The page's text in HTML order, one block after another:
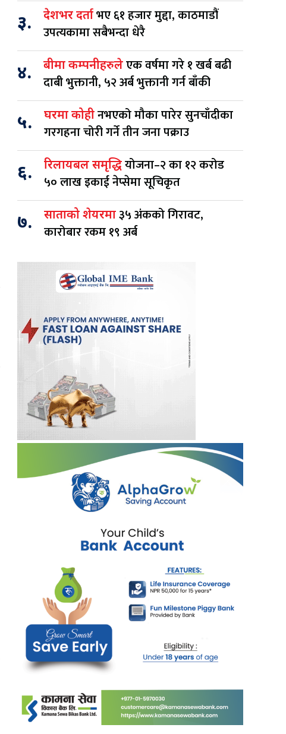
३. देशभर दर्ताभए ६१ हजार मुद्दा, काठमाडौं
उपत्यकामा सबैभन्दा धेरै
४. बीमा कम्पनीहरुलेएक वर्षमा गरे १ खर्ब बढी
दाबी भुक्तानी, ५२ अर्ब भुक्तानी गर्न बाँकी
५. घरमा कोहीनभएको मौका पारेर सुनचाँदीका
गरगहना चोरी गर्ने तीन जना पक्राउ
६. रिलायबल समृद्धियोजना–२ का १२ करोड
५० लाख इकाई नेप्सेमा सूचिकृत
७. साताको शेयरमा३५ अंकको गिरावट,
कारोबार रकम १९ अर्ब